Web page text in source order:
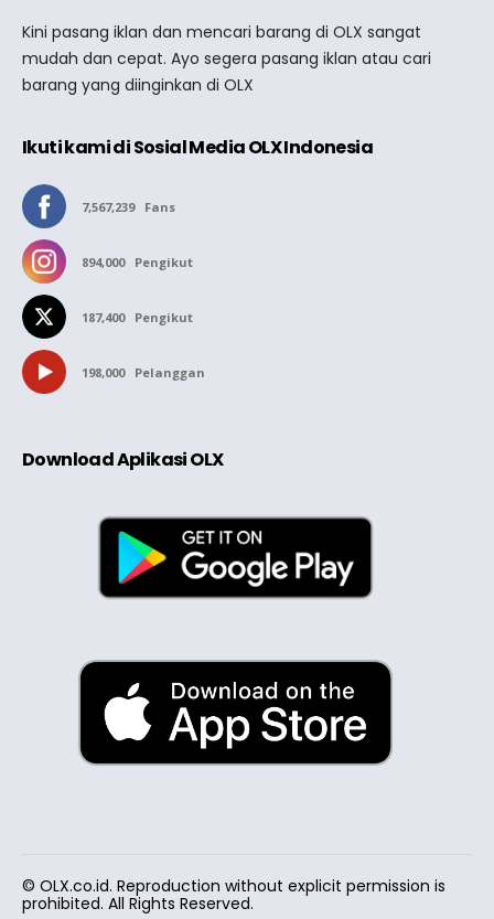
Kini pasang iklan dan mencari barang di OLX sangat
mudah dan cepat. Ayo segera pasang iklan atau cari
barang yang diinginkan di OLX
Ikuti kami di Sosial Media OLX Indonesia
7,567,239 Fans
894,000 Pengikut
187,400 Pengikut
198,000 Pelanggan
Download Aplikasi OLX
© OLX.co.id. Reproduction without explicit permission is
prohibited. All Rights Reserved.